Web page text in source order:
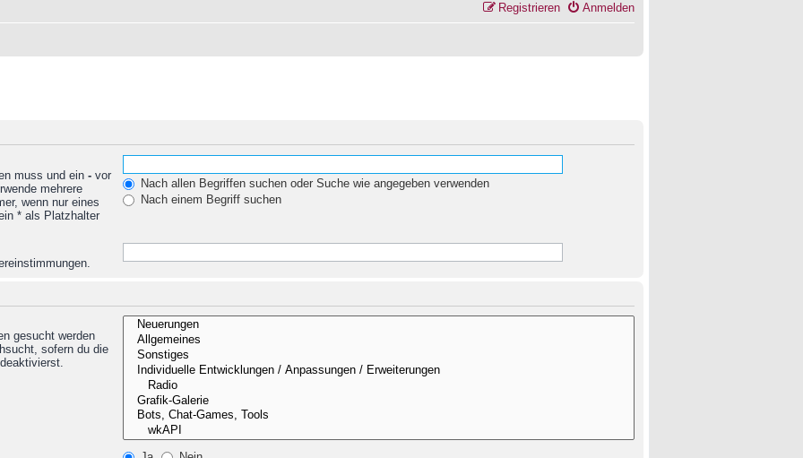
Anmelden
Registrieren
muss und ein - vor
mehrere
wenn nur eines
* als Platzhalter
Nach allen Begriffen suchen oder Suche wie angegeben verwenden
Nach einem Begriff suchen
gesucht werden
sofern du die